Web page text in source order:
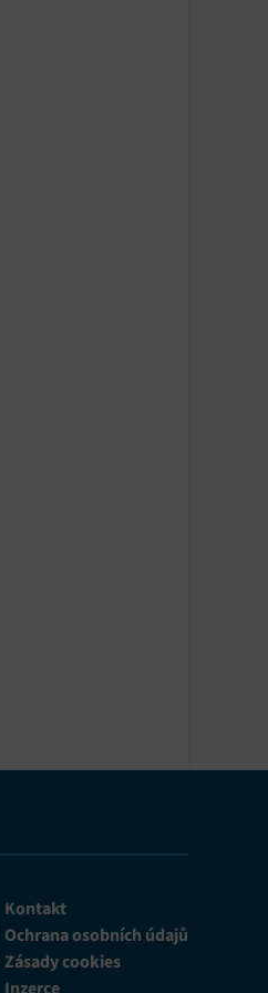
Kontakt
Ochrana osobních údajů
Zásady cookies
Inzerce